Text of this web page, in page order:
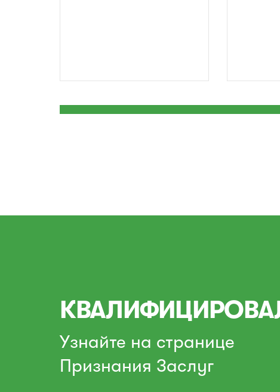
Узнайте на странице
Признания Заслуг